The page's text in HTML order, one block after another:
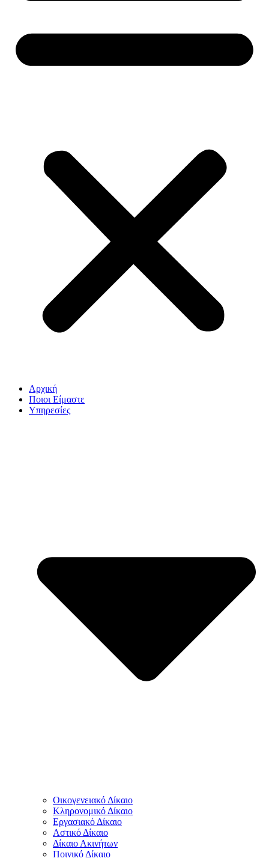
Αρχική
Ποιοι Είμαστε
Υπηρεσίες
Οικογενειακό Δίκαιο
Κληρονομικό Δίκαιο
Εργασιακό Δίκαιο
Αστικό Δίκαιο
Δίκαιο Ακινήτων
Ποινικό Δίκαιο